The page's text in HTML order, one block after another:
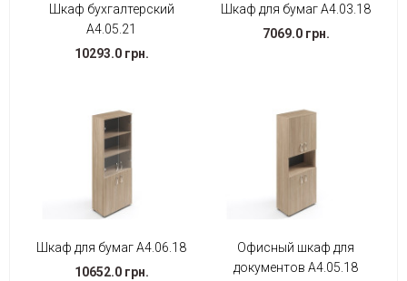
Шкаф бухгалтерский
А4.05.21
10293.0 грн.
Шкаф для бумаг А4.03.18
7069.0 грн.
Шкаф для бумаг А4.06.18
10652.0 грн.
Офисный шкаф для
документов А4.05.18